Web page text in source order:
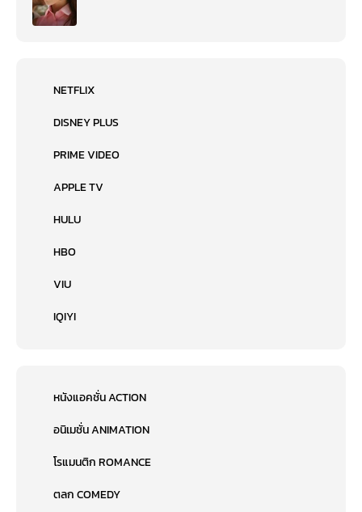
NETFLIX
DISNEY PLUS
PRIME VIDEO
APPLE TV
HULU
HBO
VIU
IQIYI
หนังแอคชั่น ACTION
อนิเมชั่น ANIMATION
โรแมนติก ROMANCE
ตลก COMEDY